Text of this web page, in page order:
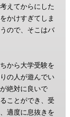
えてからにした
かけすぎてしま
ので、そこはバ
から大学受験を
の人が遊んでい
絶対に良いで
ことができ、受
適度に息抜きを